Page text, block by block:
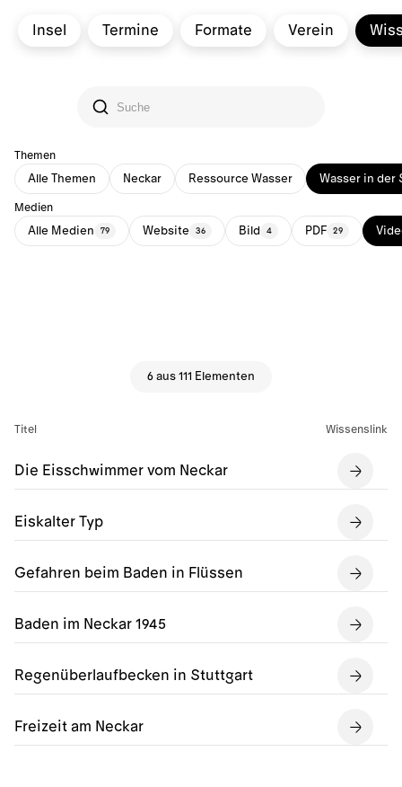
Insel Termine Formate Verein
Themen
Alle Themen Neckar Ressource Wasser Wasser in der
Medien
Alle Medien 79 Website 36 Bild 4 PDF 29
6 aus 111 Elementen
Titel Wissenslink
Die Eisschwimmer vom Neckar
Eiskalter Typ
Gefahren beim Baden in Flüssen
Baden im Neckar 1945
Regenüberlaufbecken in Stuttgart
Freizeit am Neckar